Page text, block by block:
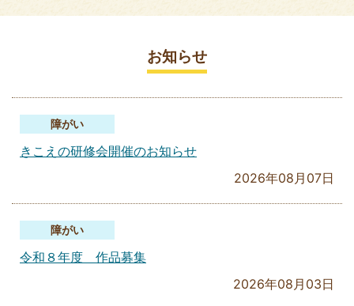
お知らせ
障がい
きこえの研修会開催のお知らせ
2026年08月07日
障がい
令和８年度 作品募集
2026年08月03日